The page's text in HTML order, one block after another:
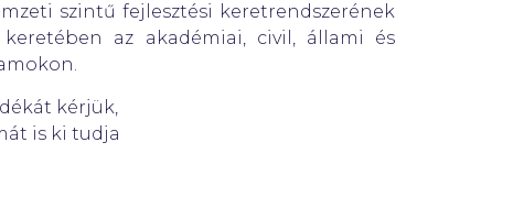
szintű fejlesztési keretrendszerének
az akadémiai, civil, állami és
kérjük,
is ki tudja